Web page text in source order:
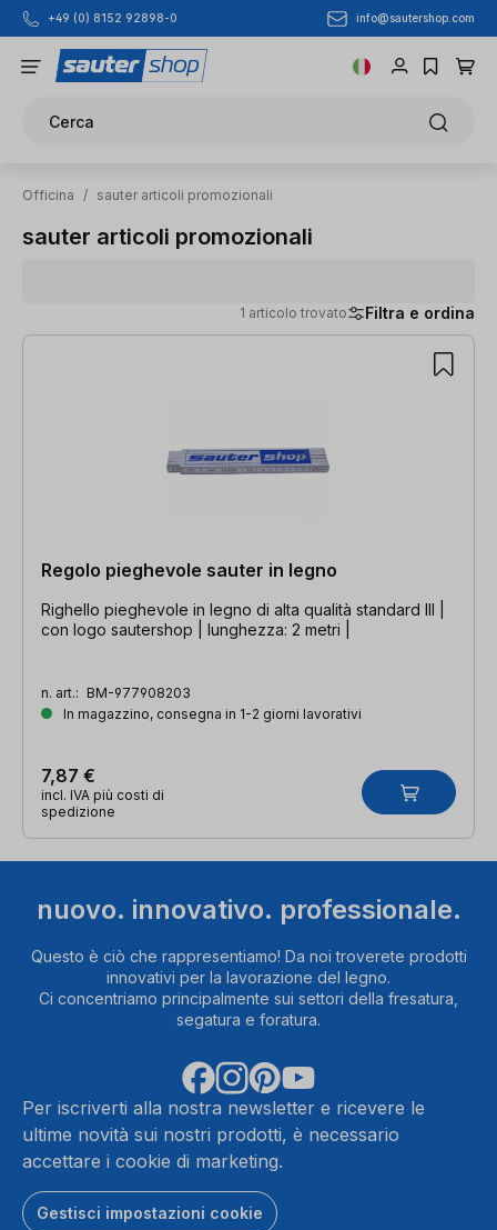
Passa al contenuto principale
+49 (0) 8152 92898-0 info@sautershop.com
Cerca
Officina / sauter articoli promozionali
sauter articoli promozionali
1 articolo trovato Filtra e ordina
1 articolo trovato
Regolo pieghevole sauter in legno
Righello pieghevole in legno di alta qualità standard III |
con logo sautershop | lunghezza: 2 metri |
n. art.: BM-977908203
In magazzino, consegna in 1-2 giorni lavorativi
7,87 €
incl. IVA più costi di
spedizione
nuovo. innovativo. professionale.
Questo è ciò che rappresentiamo! Da noi troverete prodotti
innovativi per la lavorazione del legno.
Ci concentriamo principalmente sui settori della fresatura,
segatura e foratura.
Per iscriverti alla nostra newsletter e ricevere le
ultime novità sui nostri prodotti, è necessario
accettare i cookie di marketing.
Gestisci impostazioni cookie